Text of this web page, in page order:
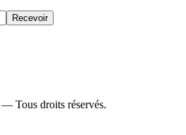
Recevoir
— Tous droits réservés.